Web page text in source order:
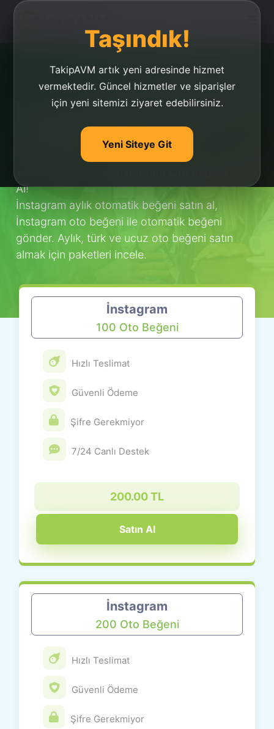
Taşındık!
TakipAVM artık yeni adresinde hizmet
vermektedir. Güncel hizmetler ve siparişler
için yeni sitemizi ziyaret edebilirsiniz.
Yeni Siteye Git
İnstagram Oto Beğeni
Al!
İnstagram aylık otomatik beğeni satın al,
İnstagram oto beğeni ile otomatik beğeni
gönder. Aylık, türk ve ucuz oto beğeni satın
almak için paketleri incele.
İnstagram
100 Oto Beğeni
Hızlı Teslimat
Güvenli Ödeme
Şifre Gerekmiyor
7/24 Canlı Destek
200.00 TL
Satın Al
İnstagram
200 Oto Beğeni
Hızlı Teslimat
Güvenli Ödeme
Şifre Gerekmiyor